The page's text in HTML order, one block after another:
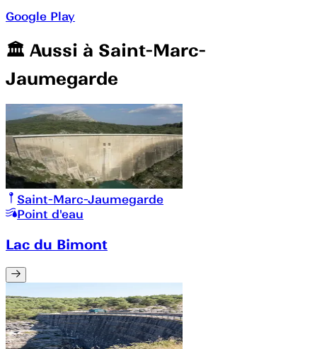
Google Play
🏛️️ Aussi à Saint-Marc-
Jaumegarde
Saint-Marc-Jaumegarde
Point d'eau
Lac du Bimont